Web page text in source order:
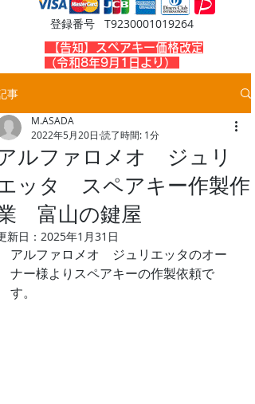
登録番号 T9230001019264
​【告知】スペアキー価格改定
（令和8年9月1日より）
事
ルファロメオ ジュリ
ッタ スペアキー作製作
富山の鍵屋
M.ASADA
2022年5月20日 読了時間: 1分
新日： 2025年1月31日
アルファロメオ　ジュリエッタのオー
ナー様よりスペアキーの作製依頼で
す。